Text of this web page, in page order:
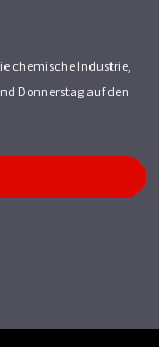
chemische Industrie,
Donnerstag auf den